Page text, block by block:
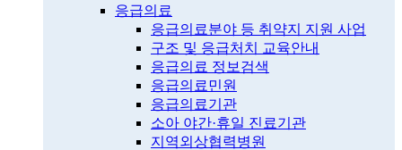
응급의료
응급의료분야 등 취약지 지원 사업
구조 및 응급처치 교육안내
응급의료 정보검색
응급의료민원
응급의료기관
소아 야간·휴일 진료기관
지역외상협력병원